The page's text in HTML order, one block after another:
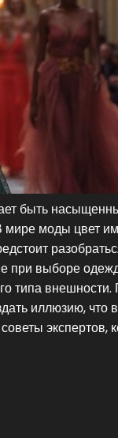
быть
мире моды цвет
при выборе
типа
иллюзию, что
экспертов,